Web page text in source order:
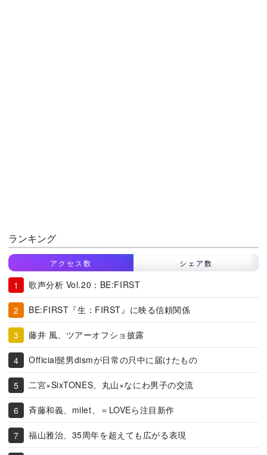
ランキング
アクセス数 シェア数
歌声分析 Vol.20：BE:FIRST
BE:FIRST『生：FIRST』に映る信頼関係
藤井 風、ツアーオフショ披露
Official髭男dismが日常の只中に届けたもの
二宮×SixTONES、丸山×なにわ男子の交流
斉藤和義、milet、＝LOVEら注目新作
福山雅治、35周年を超えても広がる表現